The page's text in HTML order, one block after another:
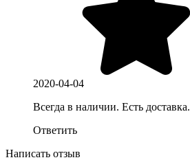
2020-04-04
Всегда в наличии. Есть доставка.
Ответить
Написать отзыв